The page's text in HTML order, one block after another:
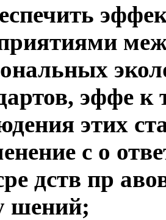
эффе
этих
с о
дств пр
шений;